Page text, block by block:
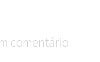
comentário